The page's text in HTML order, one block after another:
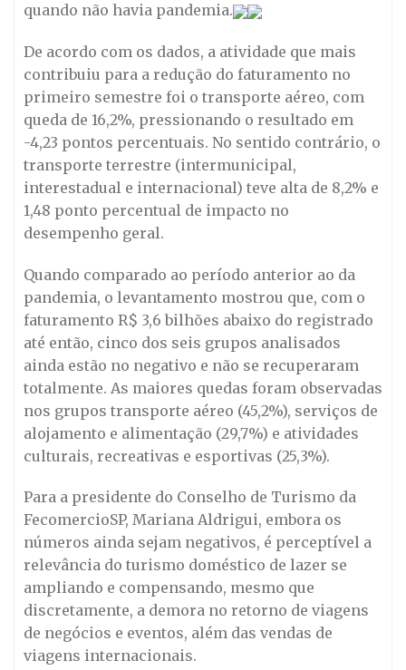
quando não havia pandemia.
De acordo com os dados, a atividade que mais
contribuiu para a redução do faturamento no
primeiro semestre foi o transporte aéreo, com
queda de 16,2%, pressionando o resultado em
-4,23 pontos percentuais. No sentido contrário, o
transporte terrestre (intermunicipal,
interestadual e internacional) teve alta de 8,2% e
1,48 ponto percentual de impacto no
desempenho geral.
Quando comparado ao período anterior ao da
pandemia, o levantamento mostrou que, com o
faturamento R$ 3,6 bilhões abaixo do registrado
até então, cinco dos seis grupos analisados
ainda estão no negativo e não se recuperaram
totalmente. As maiores quedas foram observadas
nos grupos transporte aéreo (45,2%), serviços de
alojamento e alimentação (29,7%) e atividades
culturais, recreativas e esportivas (25,3%).
Para a presidente do Conselho de Turismo da
FecomercioSP, Mariana Aldrigui, embora os
números ainda sejam negativos, é perceptível a
relevância do turismo doméstico de lazer se
ampliando e compensando, mesmo que
discretamente, a demora no retorno de viagens
de negócios e eventos, além das vendas de
viagens internacionais.